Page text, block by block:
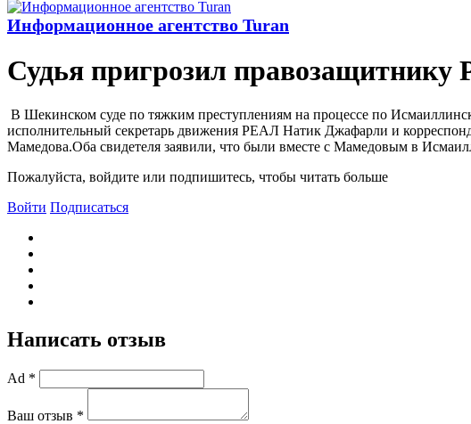
Информационное агентство Turan
Судья пригрозил
В Шекинском суде по тяжким преступлениям на процессе по
исполнительный секретарь движения РЕАЛ Натик Джафарли и
Мамедова.Оба свидетеля заявили, что были вместе с Мамедовым в
Пожалуйста, войдите или подпишитесь, чтобы читать больше
Войти Подписаться
Написать отзыв
Ad *
Ваш отзыв *